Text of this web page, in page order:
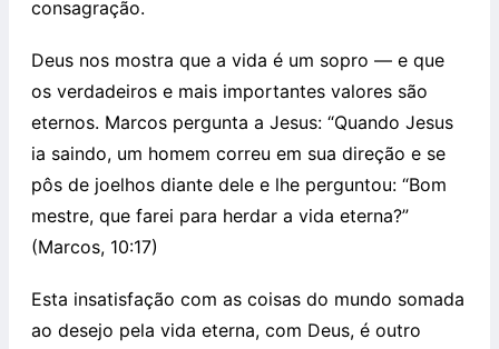
consagração.
Deus nos mostra que a vida é um sopro — e que
os verdadeiros e mais importantes valores são
eternos. Marcos pergunta a Jesus: “Quando Jesus
ia saindo, um homem correu em sua direção e se
pôs de joelhos diante dele e lhe perguntou: “Bom
mestre, que farei para herdar a vida eterna?”
(Marcos, 10:17)
Esta insatisfação com as coisas do mundo somada
ao desejo pela vida eterna, com Deus, é outro